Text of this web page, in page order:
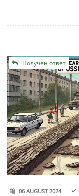
Получен ответ
06 AUGUST 2024